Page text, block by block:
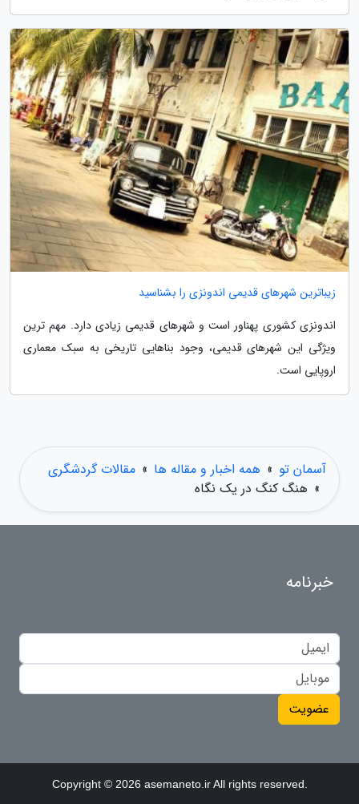
زیباترین شهرهای قدیمی اندونزی را بشناسید
اندونزی کشوری پهناور است و شهرهای قدیمی زیادی دارد. مهم ترین
ویژگی این شهرهای قدیمی، وجود بناهایی تاریخی به سبک معماری
اروپایی است.
آسمان تو » همه اخبار و مقاله ها » مقالات گردشگری
» هنگ کنگ در یک نگاه
خبرنامه
عضویت
Copyright © 2026 asemaneto.ir All rights reserved.